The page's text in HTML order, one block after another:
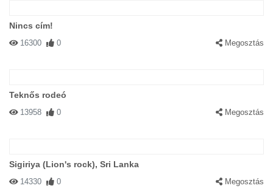
Nincs cím!
16300 0 Megosztás
Teknős rodeó
13958 0 Megosztás
Sigiriya (Lion's rock), Sri Lanka
14330 0 Megosztás